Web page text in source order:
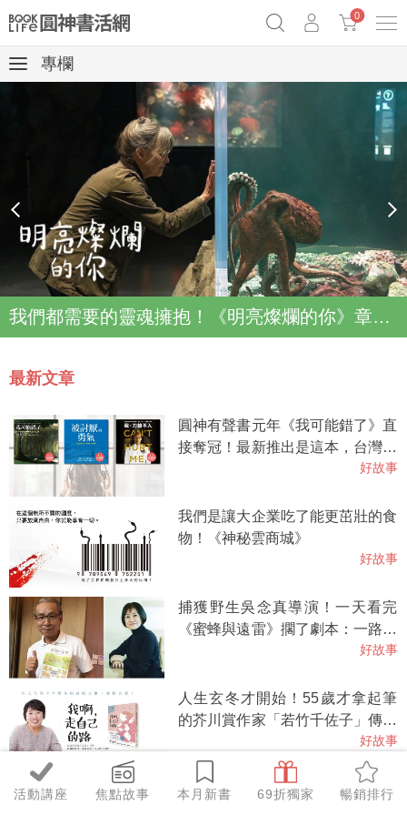
《祕密》作者最新《致富》公開 奧德賽女巫瑟西
Netflix話題章魚小說！
0
活動講座 焦點故事 本月新書 69折獨家 暢銷排行
專欄
我們都需要的靈魂擁抱！《明亮燦爛的你》章魚故事登上Netflix登上Top2
prev next
最新文章
圓神有聲書元年《我可能錯了》直
接奪冠！最新推出是這本，台灣每
20人就有《被討厭的勇氣》！好故事
我們是讓大企業吃了能更茁壯的食
物！《神秘雲商城》
好故事
捕獲野生吳念真導演！一天看完
《蜜蜂與遠雷》擱了劇本：一路猜
測吊足胃口，非常聰明的寫作方
好故事
人生玄冬才開始！55歲才拿起筆
的芥川賞作家「若竹千佐子」傳奇
好故事
這才是萬萬沒想到，最超現實的浪